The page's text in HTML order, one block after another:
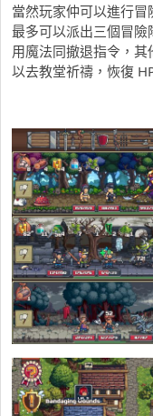
當然玩家仲可以進行
最多可以派出三個冒
用魔法同撤退指令，
以去教堂祈禱，恢復